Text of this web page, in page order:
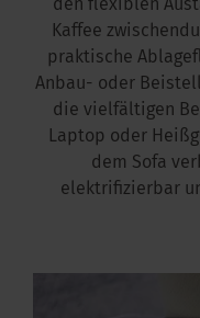
den flexiblen
Kaffee
praktische
Anbau- oder
die vielfältigen
Laptop oder
dem Sofa
elektrifizierbar